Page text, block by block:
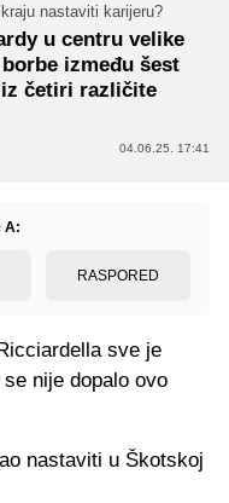
nastaviti karijeru?
u centru velike
između šest
četiri različite
04.06.25. 17:41
A:
RASPORED
sve je
nije dopalo ovo
nastaviti u Škotskoj